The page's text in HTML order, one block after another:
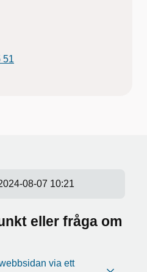
51
08-07 10:21
eller fråga om
via ett